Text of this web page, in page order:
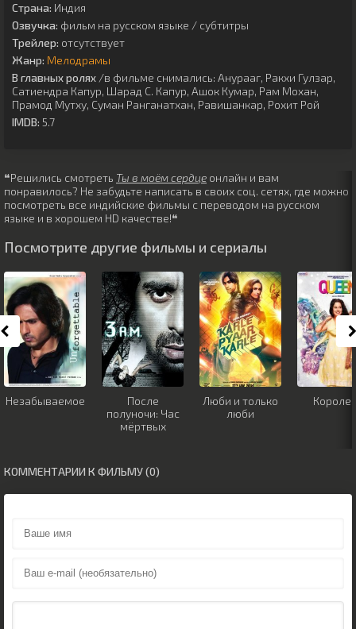
Страна: Индия
Озвучка: фильм на русском языке / субтитры
Трейлер: отсутствует
Жанр: Мелодрамы
В главных ролях /в фильме снимались: Анурааг, Ракхи Гулзар,
Сатиендра Капур, Шарад С. Капур, Ашок Кумар, Рам Мохан,
Прамод Мутху, Суман Ранганатхан, Равишанкар, Рохит Рой
IMDB: 5.7
❝Решились смотреть Ты в моём сердце онлайн и вам
понравилось? Не забудьте написать в своих соц. сетях, где можно
посмотреть все индийские фильмы с переводом на русском
языке и в хорошем HD качестве!❝
Посмотрите другие фильмы и сериалы
Незабываемое
После
полуночи: Час
мёртвых
Люби и только
люби
КОММЕНТАРИИ К ФИЛЬМУ (0)